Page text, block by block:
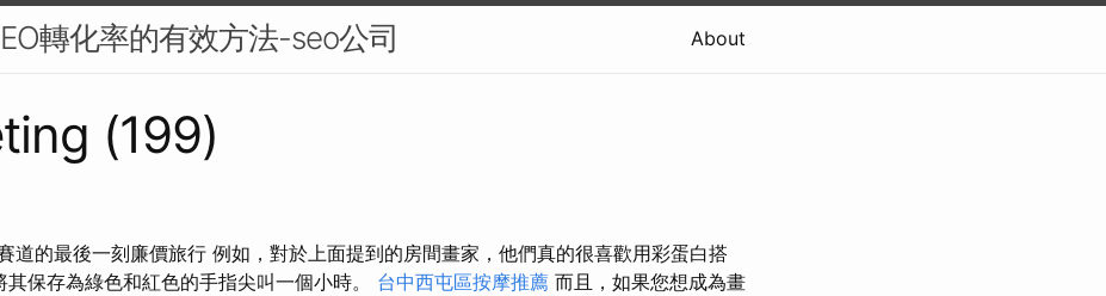
轉化率的有效方法-seo公司 About
(199)
道的最後一刻廉價旅行 例如，對於上面提到的房間畫家，他們真的很喜歡用彩蛋白搭
保存為綠色和紅色的手指尖叫一個小時。 台中西屯區按摩推薦 而且，如果您想成為畫